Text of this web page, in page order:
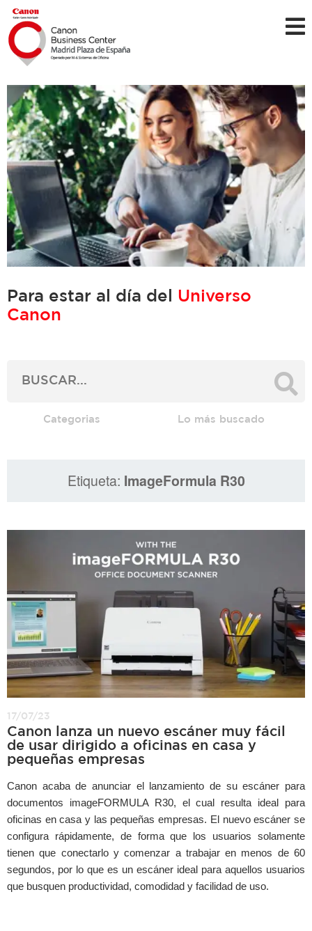
Para estar al día del Universo
Canon
Etiqueta: ImageFormula R30
17/07/23
Canon lanza un nuevo escáner muy fácil
de usar dirigido a oficinas en casa y
pequeñas empresas
Canon acaba de anunciar el lanzamiento de su escáner para
documentos imageFORMULA R30, el cual resulta ideal para
oficinas en casa y las pequeñas empresas. El nuevo escáner se
configura rápidamente, de forma que los usuarios solamente
tienen que conectarlo y comenzar a trabajar en menos de 60
segundos, por lo que es un escáner ideal para aquellos usuarios
que busquen productividad, comodidad y facilidad de uso.
Categorias Lo más buscado